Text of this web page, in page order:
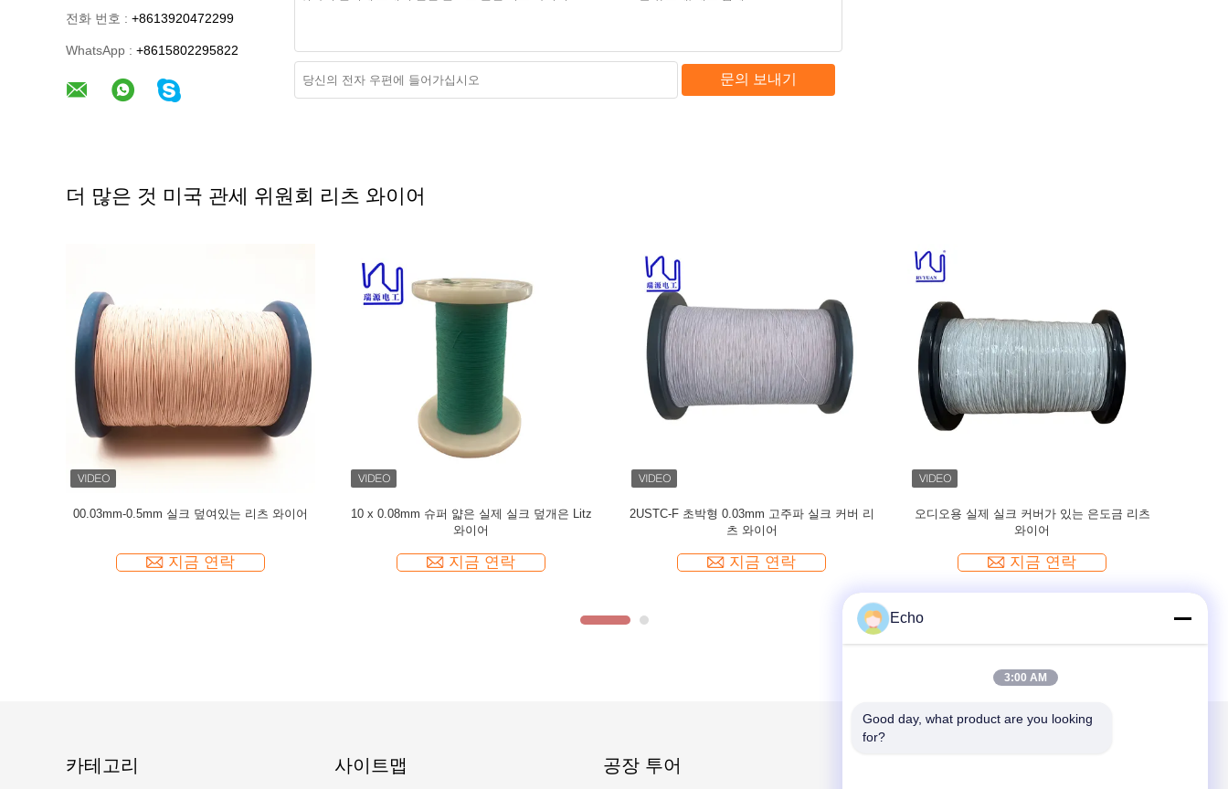
전화 번호 : +8613920472299
WhatsApp : +8615802295822
문의 보내기
더 많은 것 미국 관세 위원회 리츠 와이어
0.03mm 고주파 실크 커버 리
오디오용 실제 실크 커버가 있는 은도금 리츠
에나멜 USTC 와이어 0.055mmx126 천연 실크
오디오용 0.055mm 은도금 리츠 와이어를 제공
0.055mmx126 오디오용 천연 실크 커
카테고리 사이트맵 공장 투어
Echo
3:00 AM
Good day, what product are you looking
for?